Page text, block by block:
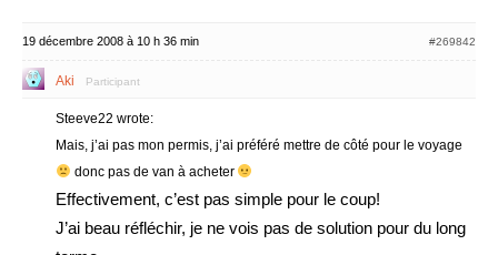
19 décembre 2008 à 10 h 36 min #269842
Aki Participant
Steeve22 wrote:
Mais, j’ai pas mon permis, j’ai préféré mettre de côté pour le voyage
donc pas de van à acheter
Effectivement, c’est pas simple pour le coup!
J’ai beau réfléchir, je ne vois pas de solution pour du long